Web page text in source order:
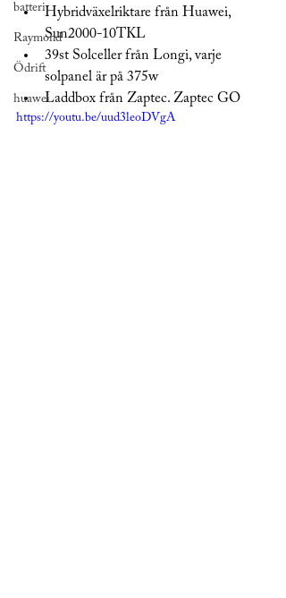
batteri
Raymond
Ödrift
huawei
Hybridväxelriktare från Huawei,
Sun2000-10TKL
39st Solceller från Longi, varje
solpanel är på 375w
Laddbox från Zaptec. Zaptec GO
https://youtu.be/uud3leoDVgA